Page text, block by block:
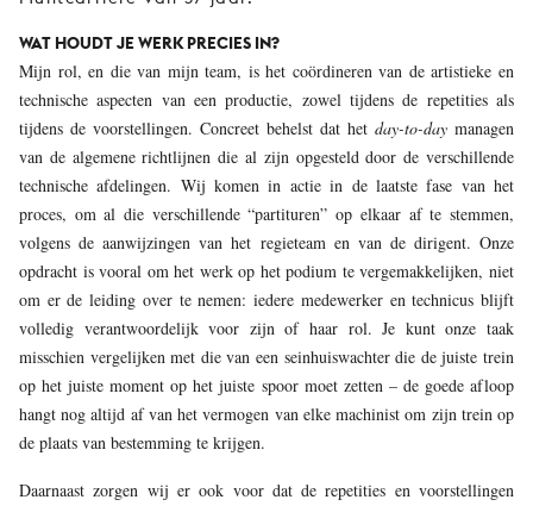
WAT HOUDT JE WERK PRECIES IN?
Mijn rol, en die van mijn team, is het coördineren van de artistieke en
technische aspecten van een productie, zowel tijdens de repetities als
tijdens de voorstellingen. Concreet behelst dat het day-to-day managen
van de algemene richtlijnen die al zijn opgesteld door de verschillende
technische afdelingen. Wij komen in actie in de laatste fase van het
proces, om al die verschillende “partituren” op elkaar af te stemmen,
volgens de aanwijzingen van het regieteam en van de dirigent. Onze
opdracht is vooral om het werk op het podium te vergemakkelijken, niet
om er de leiding over te nemen: iedere medewerker en technicus blijft
volledig verantwoordelijk voor zijn of haar rol. Je kunt onze taak
misschien vergelijken met die van een seinhuiswachter die de juiste trein
op het juiste moment op het juiste spoor moet zetten – de goede afloop
hangt nog altijd af van het vermogen van elke machinist om zijn trein op
de plaats van bestemming te krijgen.
Daarnaast zorgen wij er ook voor dat de repetities en voorstellingen